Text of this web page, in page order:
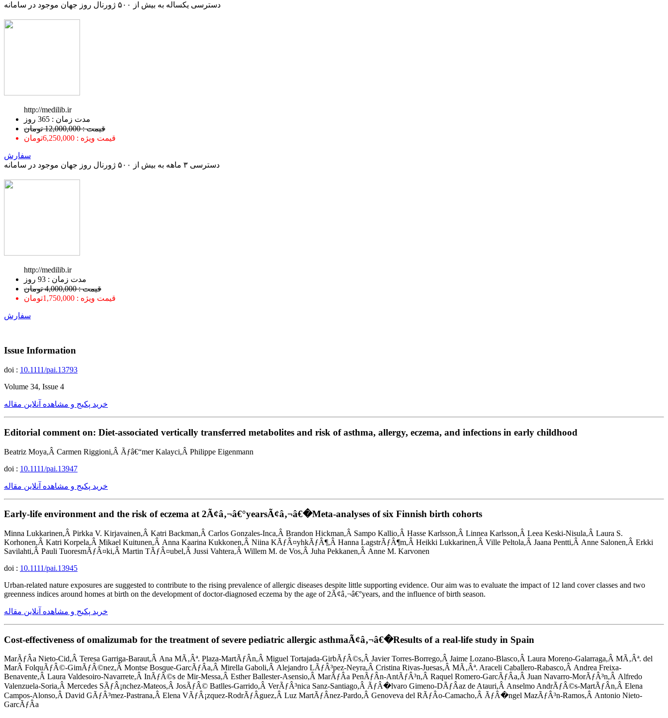
دسترسی یکساله به بیش از ۵۰۰ ژورنال روز جهان موجود در سامانه
http://medilib.ir
ﻣﺪﺕ ﺯﻣﺎﻥ : 365 ﺭﻭﺯ
قیمت : 12,000,000 تومان
قیمت ویژه : 6,250,000تومان
سفارش
دسترسی ۳ ماهه به بیش از ۵۰۰ ژورنال روز جهان موجود در سامانه
http://medilib.ir
ﻣﺪﺕ ﺯﻣﺎﻥ : 93 ﺭﻭﺯ
قیمت : 4,000,000 تومان
قیمت ویژه : 1,750,000تومان
سفارش
Issue Information
doi : 10.1111/pai.13793
Volume 34, Issue 4
خرید پکیج و مشاهده آنلاین مقاله
Editorial comment on: Diet-associated vertically transferred metabolites and risk of asthma, allergy, eczema, and infections in early childhood
Beatriz Moya,Â Carmen Riggioni,Â Ãƒâ€“mer Kalayci,Â Philippe Eigenmann
doi : 10.1111/pai.13947
خرید پکیج و مشاهده آنلاین مقاله
Early-life environment and the risk of eczema at 2Ã¢â‚¬â€°yearsÃ¢â‚¬â€�Meta-analyses of six Finnish birth cohorts
Minna Lukkarinen,Â Pirkka V. Kirjavainen,Â Katri Backman,Â Carlos Gonzales-Inca,Â Brandon Hickman,Â Sampo Kallio,Â Hasse Karlsson,Â Linnea Karlsson,Â Leea Keski-Nisula,Â Laura S.
Korhonen,Â Katri Korpela,Â Mikael Kuitunen,Â Anna Kaarina Kukkonen,Â Niina KÃƒÂ¤yhkÃƒÂ¶,Â Hanna LagstrÃƒÂ¶m,Â Heikki Lukkarinen,Â Ville Peltola,Â Jaana Pentti,Â Anne Salonen,Â Erkki
Savilahti,Â Pauli TuoresmÃƒÂ¤ki,Â Martin TÃƒÂ¤ubel,Â Jussi Vahtera,Â Willem M. de Vos,Â Juha Pekkanen,Â Anne M. Karvonen
doi : 10.1111/pai.13945
Urban-related nature exposures are suggested to contribute to the rising prevalence of allergic diseases despite little supporting evidence. Our aim was to evaluate the impact of 12 land cover classes and two
greenness indices around homes at birth on the development of doctor-diagnosed eczema by the age of 2Ã¢â‚¬â€°years, and the influence of birth season.
خرید پکیج و مشاهده آنلاین مقاله
Cost-effectiveness of omalizumab for the treatment of severe pediatric allergic asthmaÃ¢â‚¬â€�Results of a real-life study in Spain
MarÃƒÂ­a Nieto-Cid,Â Teresa Garriga-Baraut,Â Ana MÃ‚Âª. Plaza-MartÃƒÂ­n,Â Miguel Tortajada-GirbÃƒÂ©s,Â Javier Torres-Borrego,Â Jaime Lozano-Blasco,Â Laura Moreno-Galarraga,Â MÃ‚Âª. del
MarÂ FolquÃƒÂ©-GimÃƒÂ©nez,Â Montse Bosque-GarcÃƒÂ­a,Â Mirella Gaboli,Â Alejandro LÃƒÂ³pez-Neyra,Â Cristina Rivas-Juesas,Â MÃ‚Âª. Araceli Caballero-Rabasco,Â Andrea Freixa-
Benavente,Â Laura Valdesoiro-Navarrete,Â InÃƒÂ©s de Mir-Messa,Â Esther Ballester-Asensio,Â MarÃƒÂ­a PenÃƒÂ­n-AntÃƒÂ³n,Â Raquel Romero-GarcÃƒÂ­a,Â Juan Navarro-MorÃƒÂ³n,Â Alfredo
Valenzuela-Soria,Â Mercedes SÃƒÂ¡nchez-Mateos,Â JosÃƒÂ© Batlles-Garrido,Â VerÃƒÂ³nica Sanz-Santiago,Â ÃƒÂ�lvaro Gimeno-DÃƒÂ­az de Atauri,Â Anselmo AndrÃƒÂ©s-MartÃƒÂ­n,Â Elena
Campos-Alonso,Â David GÃƒÂ³mez-Pastrana,Â Elena VÃƒÂ¡zquez-RodrÃƒÂ­guez,Â Luz MartÃƒÂ­nez-Pardo,Â Genoveva del RÃƒÂ­o-Camacho,Â ÃƒÂ�ngel MazÃƒÂ³n-Ramos,Â Antonio Nieto-
GarcÃƒÂ­a